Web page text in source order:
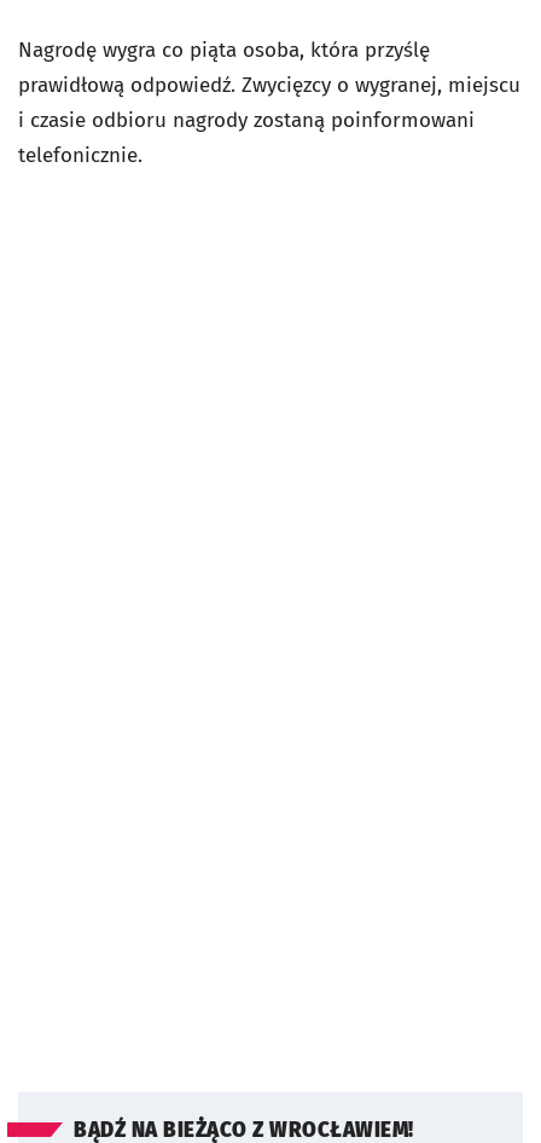
Nagrodę wygra co piąta osoba, która przyślę
prawidłową odpowiedź. Zwycięzcy o wygranej, miejscu
i czasie odbioru nagrody zostaną poinformowani
telefonicznie.
BĄDŹ NA BIEŻĄCO Z WROCŁAWIEM!